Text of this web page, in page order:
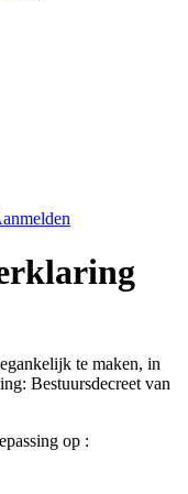
te maken, in
Bestuursdecreet van
op :